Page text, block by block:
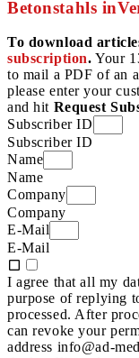
Betonstahls
To download
subscription. Your
to mail a PDF of an
please enter your
and hit Request
Subscriber ID
Subscriber ID
Name
Name
Company
Company
E-Mail
E-Mail
I agree that all my
purpose of replying
processed. After
can revoke your
address info@ad-